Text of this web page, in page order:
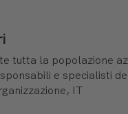
tutta la popolazione
e specialisti
IT